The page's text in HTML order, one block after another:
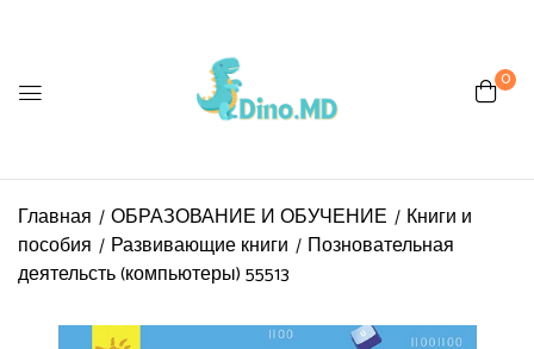
0
Главная ОБРАЗОВАНИЕ И ОБУЧЕНИЕ
Книги и
пособия
Развивающие книги
Позновательная
деятельсть (компьютеры) 55513